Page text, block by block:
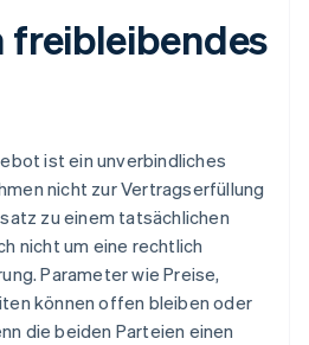
freibleibendes
ist ein unverbindliches
nicht zur Vertragserfüllung
zu einem tatsächlichen
nicht um eine rechtlich
Parameter wie Preise,
können offen bleiben oder
die beiden Parteien einen